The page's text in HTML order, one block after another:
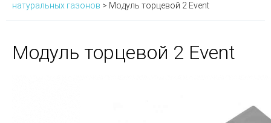
натуральных газонов > Модуль торцевой 2 Event
Модуль торцевой 2 Event